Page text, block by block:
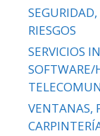
RIESGOS
SERVICIOS
SOFTWARE/
VENTANAS,